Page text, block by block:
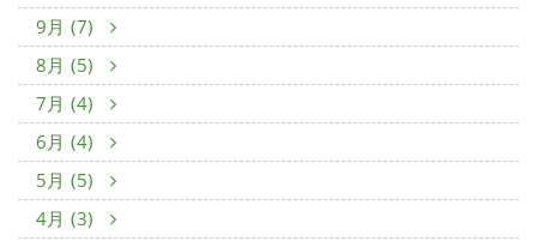
9月 (7)
8月 (5)
7月 (4)
6月 (4)
5月 (5)
4月 (3)